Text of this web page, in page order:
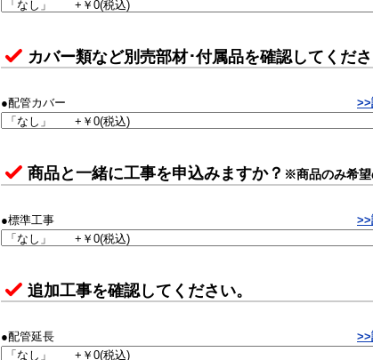
カバー類など別売部材･付属品を確認してくださ
●配管カバー >>
商品と一緒に工事を申込みますか？ ※商品のみ希望
●標準工事 >>
追加工事を確認してください。
●配管延長 >>